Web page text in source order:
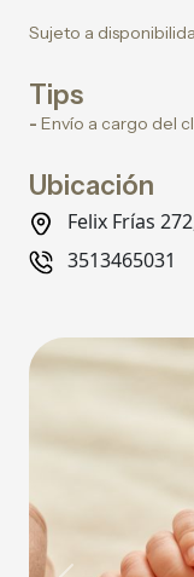
Sujeto a
Tips
- Envío a cargo del
Ubicación
Felix Frías
3513465031